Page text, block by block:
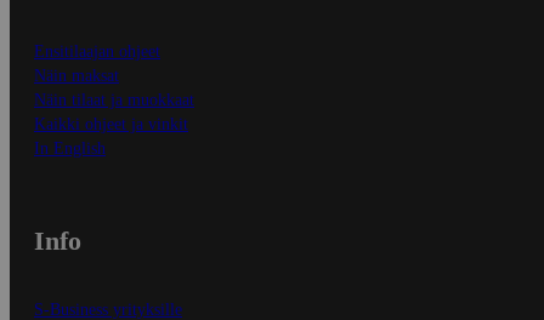
Ensitilaajan ohjeet
Näin maksat
Näin tilaat ja muokkaat
Kaikki ohjeet ja vinkit
In English
Info
S-Business yrityksille